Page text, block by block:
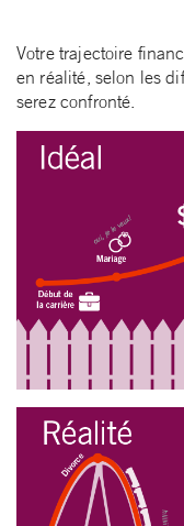
Votre trajectoire
en réalité, selon les
serez confronté.